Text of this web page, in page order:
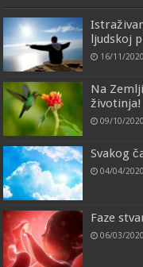
ljudskoj
16/11/2020
Na
životinja!
09/10/2020
Svakog
04/04/2020
Faze
06/03/2020